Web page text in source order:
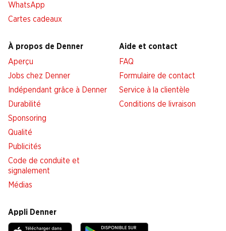
WhatsApp
Cartes cadeaux
À propos de Denner
Aperçu
Jobs chez Denner
Indépendant grâce à Denner
Durabilité
Sponsoring
Qualité
Publicités
Code de conduite et
signalement
Médias
Aide et contact
FAQ
Formulaire de contact
Service à la clientèle
Conditions de livraison
Appli Denner